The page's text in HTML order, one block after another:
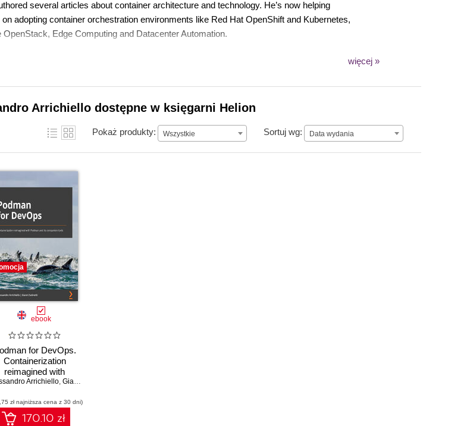
several articles about container architecture and technology. He’s now helping
adopting container orchestration environments like Red Hat OpenShift and Kubernetes,
Edge Computing and Datacenter Automation.
więcej »
Arrichiello dostępne w księgarni Helion
Pokaż produkty: Wszystkie Sortuj wg: Data wydania
Data wydania
ebook
for DevOps.
Containerization
reimagined with
Podman and its
Arrichiello, Gianni Salinetti
zł najniższa cena z 30 dni)
170.10 zł